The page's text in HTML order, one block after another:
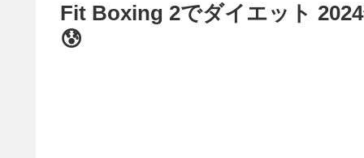
Fit Boxing 2でダイエット
😰